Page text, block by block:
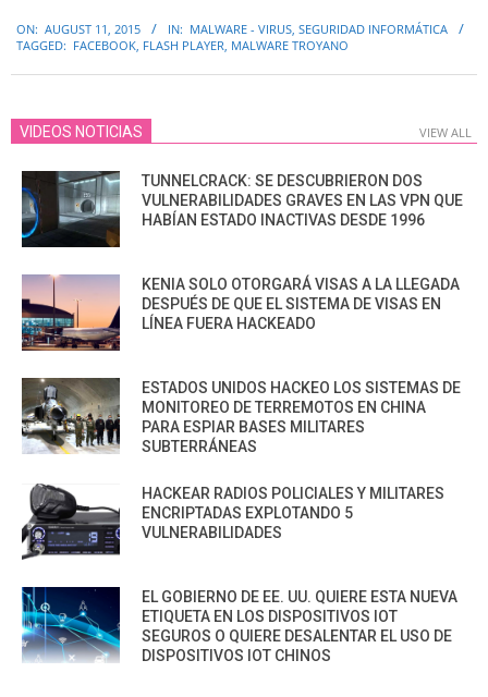
08-
ON: AUGUST 11, 2015 IN: MALWARE - VIRUS SEGURIDAD INFORMÁTICA
TAGGED: FACEBOOK FLASH PLAYER MALWARE TROYANO
VIDEOS NOTICIAS VIEW ALL
TUNNELCRACK: SE DESCUBRIERON DOS
VULNERABILIDADES GRAVES EN LAS VPN QUE
HABÍAN ESTADO INACTIVAS DESDE 1996
KENIA SOLO OTORGARÁ VISAS A LA LLEGADA
DESPUÉS DE QUE EL SISTEMA DE VISAS EN
LÍNEA FUERA HACKEADO
ESTADOS UNIDOS HACKEO LOS SISTEMAS DE
MONITOREO DE TERREMOTOS EN CHINA
PARA ESPIAR BASES MILITARES
SUBTERRÁNEAS
HACKEAR RADIOS POLICIALES Y MILITARES
ENCRIPTADAS EXPLOTANDO 5
VULNERABILIDADES
EL GOBIERNO DE EE. UU. QUIERE ESTA NUEVA
ETIQUETA EN LOS DISPOSITIVOS IOT
SEGUROS O QUIERE DESALENTAR EL USO DE
DISPOSITIVOS IOT CHINOS